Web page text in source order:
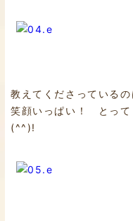
教えてくださっている
笑顔いっぱい！ とって
(^^)!